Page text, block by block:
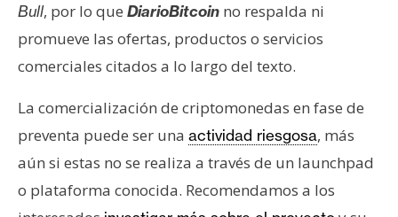
Bull, por lo que DiarioBitcoin no respalda ni
promueve las ofertas, productos o servicios
comerciales citados a lo largo del texto.
La comercialización de criptomonedas en fase de
preventa puede ser una actividad riesgosa, más
aún si estas no se realiza a través de un launchpad
o plataforma conocida. Recomendamos a los